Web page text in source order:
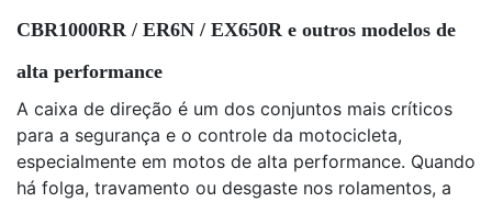
CBR1000RR / ER6N / EX650R e outros modelos de
alta performance
A caixa de direção é um dos conjuntos mais críticos
para a segurança e o controle da motocicleta,
especialmente em motos de alta performance. Quando
há folga, travamento ou desgaste nos rolamentos, a